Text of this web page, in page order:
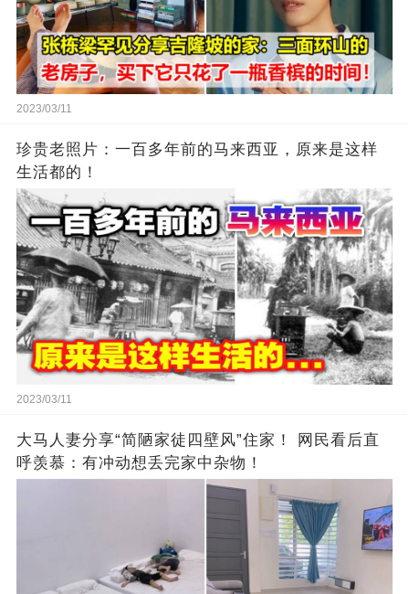
2023/03/11
珍贵老照片：一百多年前的马来西亚，原来是这样
生活都的！
2023/03/11
大马人妻分享“简陋家徒四壁风”住家！ 网民看后直
呼羡慕：有冲动想丢完家中杂物！